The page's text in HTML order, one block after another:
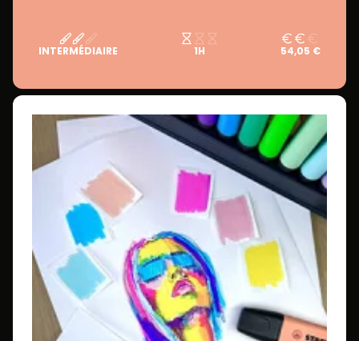
INTERMÉDIAIRE 1H 54,05 €